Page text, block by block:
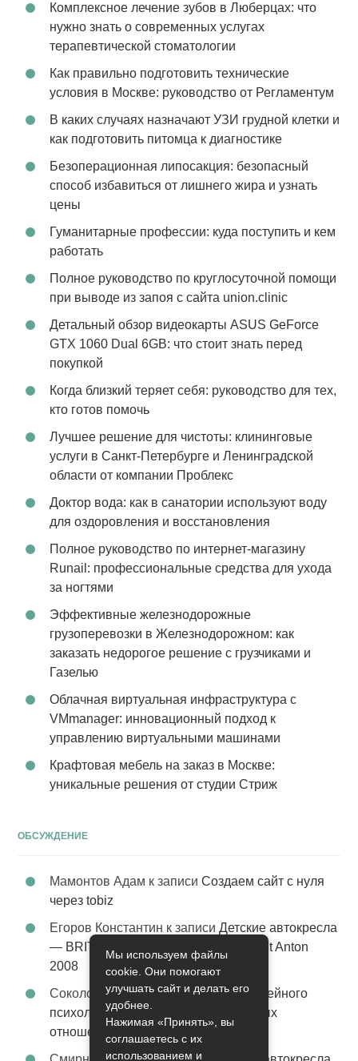
Комплексное лечение зубов в Люберцах: что
нужно знать о современных услугах
терапевтической стоматологии
Как правильно подготовить технические
условия в Москве: руководство от Регламентум
В каких случаях назначают УЗИ грудной клетки и
как подготовить питомца к диагностике
Безоперационная липосакция: безопасный
способ избавиться от лишнего жира и узнать
цены
Гуманитарные профессии: куда поступить и кем
работать
Полное руководство по круглосуточной помощи
при выводе из запоя с сайта union.clinic
Детальный обзор видеокарты ASUS GeForce
GTX 1060 Dual 6GB: что стоит знать перед
покупкой
Когда близкий теряет себя: руководство для тех,
кто готов помочь
Лучшее решение для чистоты: клининговые
услуги в Санкт-Петербурге и Ленинградской
области от компании Проблекс
Доктор вода: как в санатории используют воду
для оздоровления и восстановления
Полное руководство по интернет-магазину
Runail: профессиональные средства для ухода
за ногтями
Эффективные железнодорожные
грузоперевозки в Железнодорожном: как
заказать недорогое решение с грузчиками и
Газелью
Облачная виртуальная инфраструктура с
VMmanager: инновационный подход к
управлению виртуальными машинами
Крафтовая мебель на заказ в Москве:
уникальные решения от студии Стриж
ОБСУЖДЕНИЕ
Мамонтов Адам к записиСоздаем сайт с нуля
через tobiz
Егоров Константин к записиДетские автокресла
— BRITAX Evolva 1-2-3 (1-2-3) цвет St Anton
2008
Соколова Эльзак записиУслуги семейного
психолога – стабильность в семейных
отношениях
Мы используем файлы
cookie. Они помогают
улучшать сайт и делать его
удобнее.
Нажимая «Принять», вы
соглашаетесь с их
использованием и